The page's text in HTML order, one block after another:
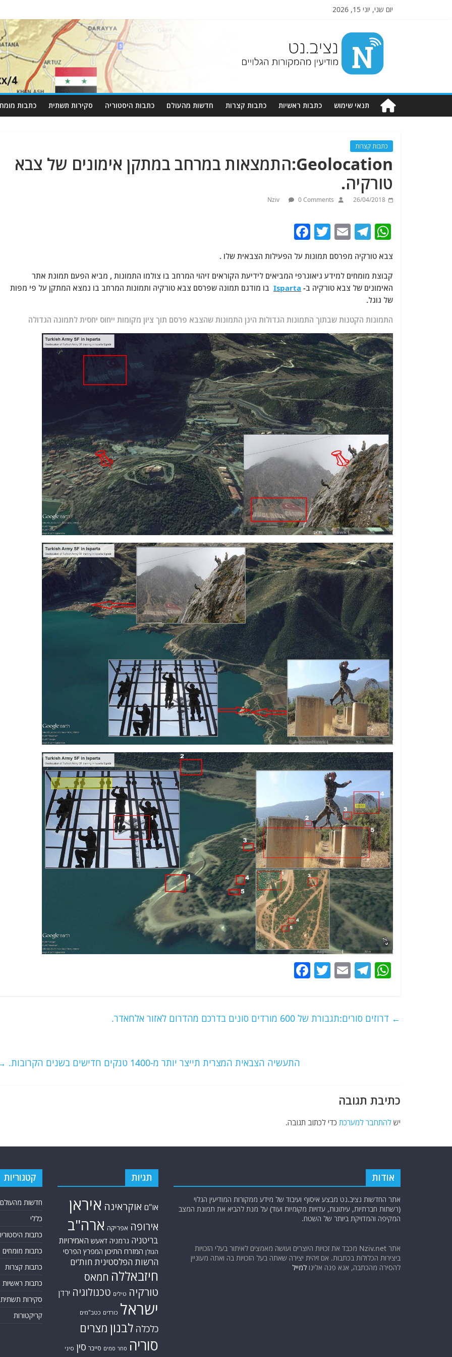
יום שני, יוני 15, 2026
Nziv.net
מודיעין
מהמקורות
תנאי שימוש כתבות ראשיות כתבות קצרות חדשות מהעולם כתבות היסטוריה סקירות תשתית כתבות
כתבות קצרות
Geolocation:התמצאות במרחב במתקן אימונים של צבא
טורקיה.
26/04/2018
Nziv 0 Comments
W
at
s
A
p
p
T
e
g
ra
m
E
ai
l
T
itt
er
c
e
b
o
o
k
צבא טורקיה מפרסם תמונות על הפעילות הצבאית שלו .
קבוצת מומחים למידע גיאוגרפי המביאים לידיעת הקוראים זיהוי המרחב בו צולמו התמונות , מביא הפעם תמונת אתר
האימונים של צבא טורקיה ב- Isparta בו מודגם תמונה שפרסם צבא טורקיה ותמונות המרחב בו נמצא המתקן על פי מפות
של גוגל.
התמונות הקטנות שבתוך התמונות הגדולות הינן התמונות שהצבא פרסם תוך ציון מקומות ייחוס יחסית לתמונה הגדולה
W
s
T
g
E
l
T
er
e
o
← דרוזים סורים:תגבורת של 600 מורדים סונים בדרכם מהדרום לאזור אלחאדר.
התעשיה הצבאית המצרית תייצר יותר מ-1400 טנקים חדישים בשנים הקרובות.
כתיבת תגובה
יש להתחבר למערכת כדי לכתוב תגובה.
אודות
אתר החדשות נציב.נט מבצע איסוף ועיבוד של מידע ממקורות המודיעין הגלוי
(רשתות חברתיות, עיתונות, עדויות מקומיות ועוד) על מנת להביא את תמונת המצב
המקיפה והמדויקת ביותר של השטח.
אתר Nziv.net מכבד את זכויות היוצרים ועושה מאמצים לאיתור בעלי הזכויות
ביצירות הכלולות בכתבות. אם זיהית יצירה שאתה בעל הזכויות בה ואתה מעוניין
להסירה מהכתבה, אנא פנה אלינו למייל
תגיות
או"ם אוקראינה איראן
אירופה אפריקה ארה"ב
בריטניה גרמניה דאעש האמירויות
הגולן המזרח התיכון המפרץ הפרסי
הרשות הפלסטינית חות'ים
חיזבאללה חמאס
טורקיה טילים טכנולוגיה ירדן
ישראל כורדים כטב"מים
כלכלה לבנון מצרים
סוריה סחר סמים סייבר סין סיני
קטגוריות
חדשות מהעולם
כללי
כתבות
כתבות מומחים
כתבות קצרות
כתבות ראשיות
סקירות תשתית
קריקטורות